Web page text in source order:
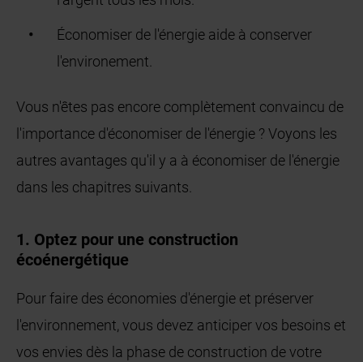
Économiser de l'énergie aide à conserver
l'environement.
Vous n'êtes pas encore complètement convaincu de
l'importance d'économiser de l'énergie ? Voyons les
autres avantages qu'il y a à économiser de l'énergie
dans les chapitres suivants.
1. Optez pour une construction
écoénergétique
Pour faire des économies d'énergie et préserver
l'environnement, vous devez anticiper vos besoins et
vos envies dès la phase de construction de votre